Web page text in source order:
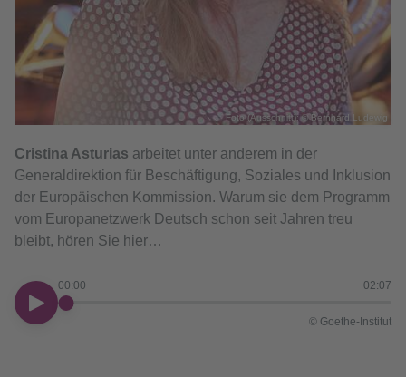
Foto (Ausschnitt): © Bernhard Ludewig
Cristina Asturias arbeitet unter anderem in der
Generaldirektion für Beschäftigung, Soziales und Inklusion
der Europäischen Kommission. Warum sie dem Programm
vom Europanetzwerk Deutsch schon seit Jahren treu
bleibt, hören Sie hier…
00:00 02:07
00:00
© Goethe-Institut